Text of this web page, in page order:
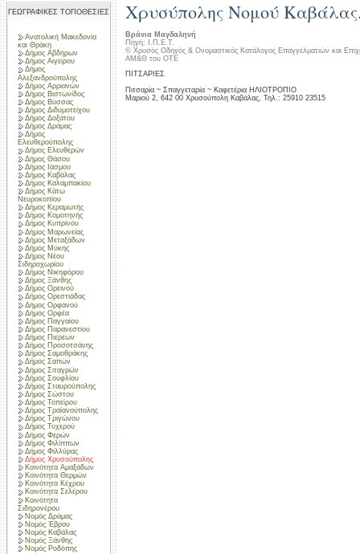
ΓΕΩΓΡΑΦΙΚΕΣ ΤΟΠΟΘΕΣΙΕΣ
Ανατολική Μακεδονία
και Θράκη
Δήμος Αβδήρων
Δήμος Αιγείρου
Δήμος
Αλεξανδρούπολης
Δήμος Αρριανών
Δήμος Βιστωνίδος
Δήμος Βύσσας
Δήμος Διδυμοτείχου
Δήμος Δοξάτου
Δήμος Δράμας
Δήμος
Ελευθερούπολης
Δήμος Ελευθερών
Δήμος Θάσου
Δήμος Ιάσμου
Δήμος Καβάλας
Δήμος Καλαμπακίου
Δήμος Κάτω
Νευροκοπίου
Δήμος Κεραμωτής
Δήμος Κομοτηνής
Δήμος Κυπρίνου
Δήμος Μαρωνείας
Δήμος Μεταξάδων
Δήμος Μύκης
Δήμος Νέου
Σιδηροχωρίου
Δήμος Νικηφόρου
Δήμος Ξάνθης
Δήμος Ορεινού
Δήμος Ορεστιάδας
Δήμος Ορφανού
Δήμος Ορφέα
Δήμος Παγγαίου
Δήμος Παρανεστίου
Δήμος Πιερέων
Δήμος Προσοτσάνης
Δήμος Σαμοθράκης
Δήμος Σαπών
Δήμος Σιταγρών
Δήμος Σουφλίου
Δήμος Σταυρούπολης
Δήμος Σώστου
Δήμος Τοπείρου
Δήμος Τραϊανούπολης
Δήμος Τριγώνου
Δήμος Τυχερού
Δήμος Φερών
Δήμος Φιλίππων
Δήμος Φιλλύρας
Δήμος Χρυσούπολης
Κοινότητα Αμαξάδων
Κοινότητα Θερμών
Κοινότητα Κέχρου
Κοινότητα Σελέρου
Κοινότητα
Σιδηρονέρου
Νομός Δράμας
Νομός Έβρου
Νομός Καβάλας
Νομός Ξάνθης
Νομός Ροδόπης
Χρυσύπολης Νομού
Βράνια Μαγδαληνή
Πηγή: Ι.Π.Ε.Τ.
© Χρυσός Οδηγός & Ονομαστικός Κατάλογος Επαγγελματιών και
ΑΜ&Θ του ΟΤΕ
ΠΙΤΣΑΡΙΕΣ
Πιτσαρία ~ Σπαγγεταρία ~ Καφετέρια ΗΛΙΟΤΡΟΠΙΟ
Μαριού 2, 642 00 Χρυσούπολη Καβάλας, Τηλ.: 25910 23515